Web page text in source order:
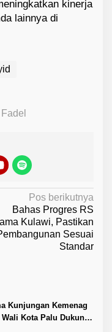
kinerja
lainnya di
Pos berikutnya
Bahas Progres RS
Kulawi, Pastikan
Sesuai
Standar
Kunjungan Kemenag
Wali Kota Palu Dukung